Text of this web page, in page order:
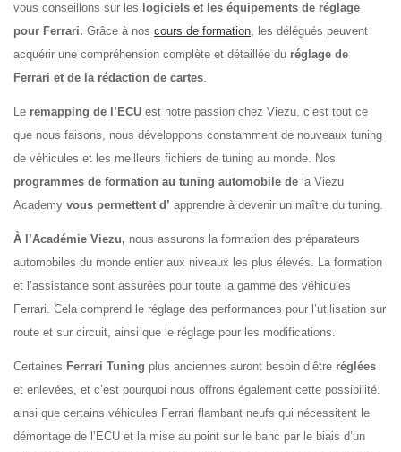
vous conseillons sur les logiciels et les équipements de réglage
pour Ferrari. Grâce à nos cours de formation, les délégués peuvent
acquérir une compréhension complète et détaillée du réglage de
Ferrari et de la rédaction de cartes.
Le remapping de l’ECU est notre passion chez Viezu, c’est tout ce
que nous faisons, nous développons constamment de nouveaux tuning
de véhicules et les meilleurs fichiers de tuning au monde. Nos
programmes de formation au tuning automobile de la Viezu
Academy vous permettent d’ apprendre à devenir un maître du tuning.
À l’Académie Viezu, nous assurons la formation des préparateurs
automobiles du monde entier aux niveaux les plus élevés. La formation
et l’assistance sont assurées pour toute la gamme des véhicules
Ferrari. Cela comprend le réglage des performances pour l’utilisation sur
route et sur circuit, ainsi que le réglage pour les modifications.
Certaines Ferrari Tuning plus anciennes auront besoin d’être réglées
et enlevées, et c’est pourquoi nous offrons également cette possibilité.
ainsi que certains véhicules Ferrari flambant neufs qui nécessitent le
démontage de l’ECU et la mise au point sur le banc par le biais d’un